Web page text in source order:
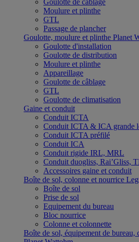
Goulotte de câblage
Moulure et plinthe
GTL
Passage de plancher
Goulotte, moulure et plinthe Planet
Goulotte d'installation
Goulotte de distribution
Moulure et plinthe
Appareillage
Goulotte de câblage
GTL
Goulotte de climatisation
Gaine et conduit
Conduit ICTA
Conduit ICTA & ICA grande
Conduit ICTA préfilé
Conduit ICA
Conduit rigide IRL, MRL
Conduit duogliss, Rai’Gliss,
Accessoires gaine et conduit
Boîte de sol, colonne et nourrice
Boîte de sol
Prise de sol
Equipement du bureau
Bloc nourrice
Colonne et colonnette
Boîte de sol, équipement de bureau,